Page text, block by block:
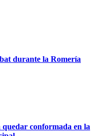
durante la Romería
conformada en la